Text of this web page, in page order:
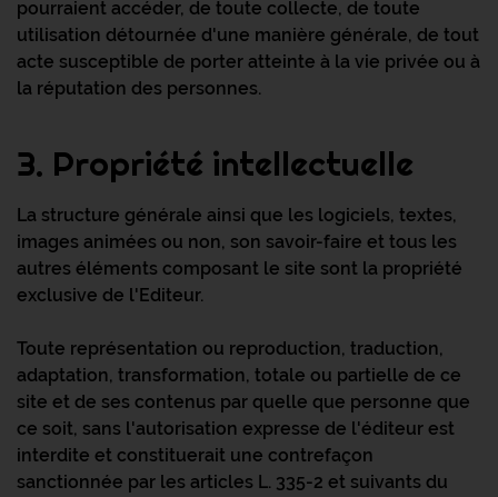
pourraient accéder, de toute collecte, de toute
utilisation détournée d'une manière générale, de tout
acte susceptible de porter atteinte à la vie privée ou à
la réputation des personnes.
3. Propriété intellectuelle
La structure générale ainsi que les logiciels, textes,
images animées ou non, son savoir-faire et tous les
autres éléments composant le site sont la propriété
exclusive de l'Editeur.
Toute représentation ou reproduction, traduction,
adaptation, transformation, totale ou partielle de ce
site et de ses contenus par quelle que personne que
ce soit, sans l'autorisation expresse de l'éditeur est
interdite et constituerait une contrefaçon
sanctionnée par les articles L. 335-2 et suivants du